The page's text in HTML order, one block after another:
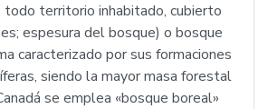
todo territorio inhabitado, cubierto
espesura del bosque) o bosque
caracterizado por sus formaciones
siendo la mayor masa forestal
se emplea «bosque boreal»